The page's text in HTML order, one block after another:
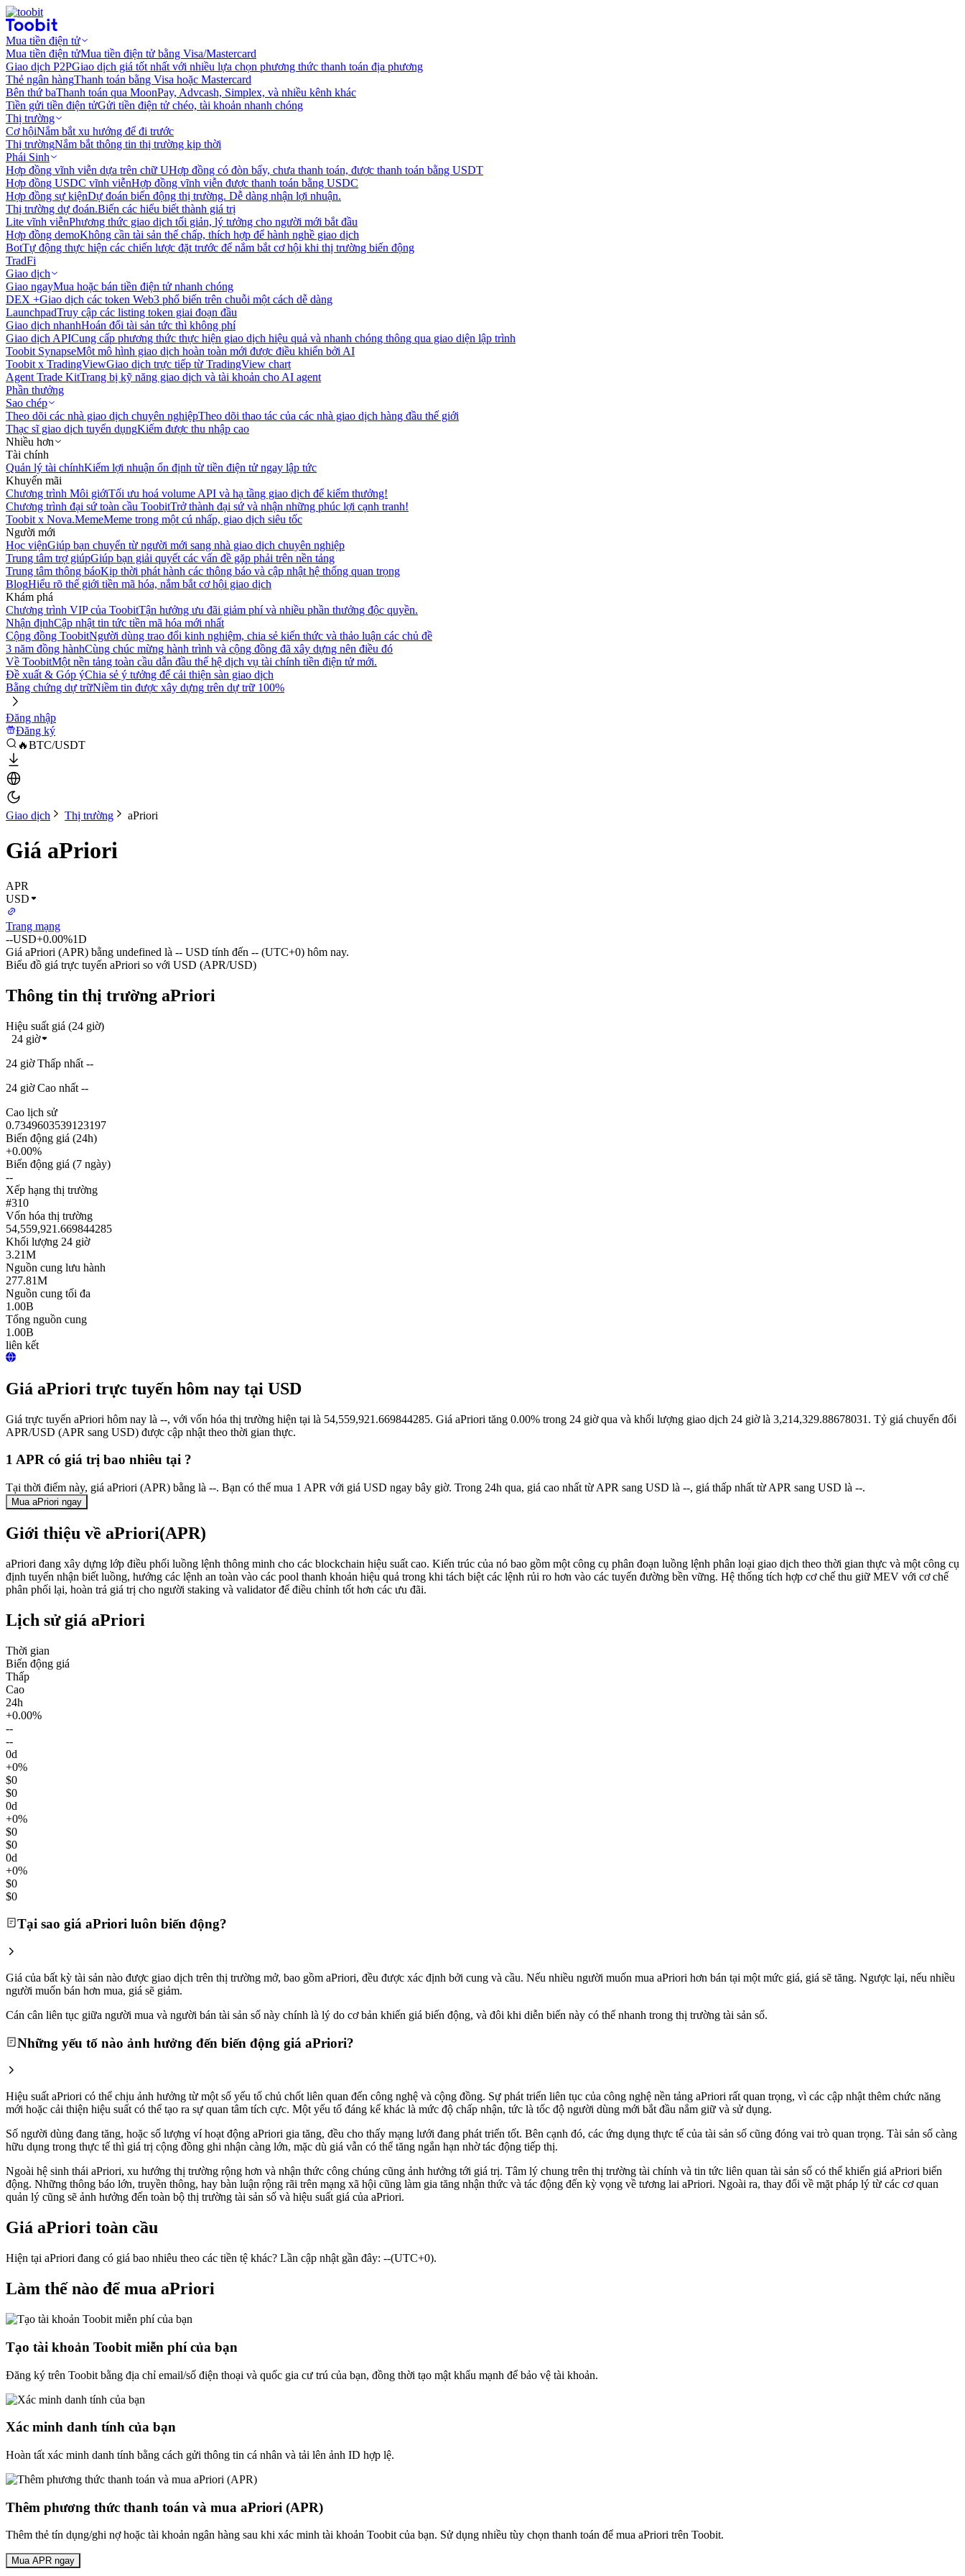
Mua tiền điện tử
Mua tiền điện tửMua tiền điện tử bằng Visa/Mastercard
Giao dịch P2PGiao dịch giá tốt nhất với nhiều lựa chọn phương thức thanh toán địa phương
Thẻ ngân hàngThanh toán bằng Visa hoặc Mastercard
Bên thứ baThanh toán qua MoonPay, Advcash, Simplex, và nhiều kênh khác
Tiền gửi tiền điện tửGửi tiền điện tử chéo, tài khoản nhanh chóng
Thị trường
Cơ hộiNắm bắt xu hướng để đi trước
Thị trườngNắm bắt thông tin thị trường kịp thời
Phái Sinh
Hợp đồng vĩnh viễn dựa trên chữ UHợp đồng có đòn bẩy, chưa thanh toán, được thanh toán bằng USDT
Hợp đồng USDC vĩnh viễnHợp đồng vĩnh viễn được thanh toán bằng USDC
Hợp đồng sự kiệnDự đoán biến động thị trường. Dễ dàng nhận lợi nhuận.
Thị trường dự đoán.Biến các hiểu biết thành giá trị
Lite vĩnh viễnPhương thức giao dịch tối giản, lý tưởng cho người mới bắt đầu
Hợp đồng demoKhông cần tài sản thế chấp, thích hợp để hành nghề giao dịch
BotTự động thực hiện các chiến lược đặt trước để nắm bắt cơ hội khi thị trường biến động
TradFi
Giao dịch
Giao ngayMua hoặc bán tiền điện tử nhanh chóng
DEX +Giao dịch các token Web3 phổ biến trên chuỗi một cách dễ dàng
LaunchpadTruy cập các listing token giai đoạn đầu
Giao dịch nhanhHoán đổi tài sản tức thì không phí
Giao dịch APICung cấp phương thức thực hiện giao dịch hiệu quả và nhanh chóng thông qua giao diện lập trình
Toobit SynapseMột mô hình giao dịch hoàn toàn mới được điều khiển bởi AI
Toobit x TradingViewGiao dịch trực tiếp từ TradingView chart
Agent Trade KitTrang bị kỹ năng giao dịch và tài khoản cho AI agent
Phần thưởng
Sao chép
Theo dõi các nhà giao dịch chuyên nghiệpTheo dõi thao tác của các nhà giao dịch hàng đầu thế giới
Thạc sĩ giao dịch tuyển dụngKiếm được thu nhập cao
Nhiều hơn
Tài chính
Quản lý tài chínhKiếm lợi nhuận ổn định từ tiền điện tử ngay lập tức
Khuyến mãi
Chương trình Môi giớiTối ưu hoá volume API và hạ tầng giao dịch để kiếm thưởng!
Chương trình đại sứ toàn cầu ToobitTrở thành đại sứ và nhận những phúc lợi cạnh tranh!
Toobit x Nova.MemeMeme trong một cú nhấp, giao dịch siêu tốc
Người mới
Học việnGiúp bạn chuyển từ người mới sang nhà giao dịch chuyên nghiệp
Trung tâm trợ giúpGiúp bạn giải quyết các vấn đề gặp phải trên nền tảng
Trung tâm thông báoKịp thời phát hành các thông báo và cập nhật hệ thống quan trọng
BlogHiểu rõ thế giới tiền mã hóa, nắm bắt cơ hội giao dịch
Khám phá
Chương trình VIP của ToobitTận hưởng ưu đãi giảm phí và nhiều phần thưởng độc quyền.
Nhận địnhCập nhật tin tức tiền mã hóa mới nhất
Cộng đồng ToobitNgười dùng trao đổi kinh nghiệm, chia sẻ kiến thức và thảo luận các chủ đề
3 năm đồng hànhCùng chúc mừng hành trình và cộng đồng đã xây dựng nên điều đó
Về ToobitMột nền tảng toàn cầu dẫn đầu thế hệ dịch vụ tài chính tiền điện tử mới.
Đề xuất & Góp ýChia sẻ ý tưởng để cải thiện sàn giao dịch
Bằng chứng dự trữNiềm tin được xây dựng trên dự trữ 100%
Đăng nhập
Đăng ký
🔥BTC/USDT
Giao dịch Thị trường aPriori
Giá aPriori
APR
USD
Trang mạng
--USD+0.00%1D
Giá aPriori (APR) bằng undefined là -- USD tính đến -- (UTC+0) hôm nay.
Biểu đồ giá trực tuyến aPriori so với USD (APR/USD)
Thông tin thị trường aPriori
Hiệu suất giá (24 giờ)
24 giờ
24 giờ Thấp nhất --
24 giờ Cao nhất --
Cao lịch sử
0.7349603539123197
Biến động giá (24h)
+0.00%
Biến động giá (7 ngày)
--
Xếp hạng thị trường
#310
Vốn hóa thị trường
54,559,921.669844285
Khối lượng 24 giờ
3.21M
Nguồn cung lưu hành
277.81M
Nguồn cung tối đa
1.00B
Tổng nguồn cung
1.00B
liên kết
Giá aPriori trực tuyến hôm nay tại USD
Giá trực tuyến aPriori hôm nay là --, với vốn hóa thị trường hiện tại là 54,559,921.669844285. Giá aPriori tăng 0.00% trong 24 giờ qua và khối lượng giao dịch 24 giờ là 3,214,329.88678031. Tỷ giá chuyển đổi
APR/USD (APR sang USD) được cập nhật theo thời gian thực.
1 APR có giá trị bao nhiêu tại ?
Tại thời điểm này, giá aPriori (APR) bằng là --. Bạn có thể mua 1 APR với giá USD ngay bây giờ. Trong 24h qua, giá cao nhất từ APR sang USD là --, giá thấp nhất từ APR sang USD là --.
Mua aPriori ngay
Giới thiệu về aPriori(APR)
aPriori đang xây dựng lớp điều phối luồng lệnh thông minh cho các blockchain hiệu suất cao. Kiến trúc của nó bao gồm một công cụ phân đoạn luồng lệnh phân loại giao dịch theo thời gian thực và một công cụ
định tuyến nhận biết luồng, hướng các lệnh an toàn vào các pool thanh khoản hiệu quả trong khi tách biệt các lệnh rủi ro hơn vào các tuyến đường bền vững. Hệ thống tích hợp cơ chế thu giữ MEV với cơ chế
phân phối lại, hoàn trả giá trị cho người staking và validator để điều chỉnh tốt hơn các ưu đãi.
Lịch sử giá aPriori
Thời gian
Biến động giá
Thấp
Cao
24h
+0.00%
--
--
0d
+0%
$0
$0
0d
+0%
$0
$0
0d
+0%
$0
$0
Tại sao giá aPriori luôn biến động?
Giá của bất kỳ tài sản nào được giao dịch trên thị trường mở, bao gồm aPriori, đều được xác định bởi cung và cầu. Nếu nhiều người muốn mua aPriori hơn bán tại một mức giá, giá sẽ tăng. Ngược lại, nếu nhiều
người muốn bán hơn mua, giá sẽ giảm.
Cán cân liên tục giữa người mua và người bán tài sản số này chính là lý do cơ bản khiến giá biến động, và đôi khi diễn biến này có thể nhanh trong thị trường tài sản số.
Những yếu tố nào ảnh hưởng đến biến động giá aPriori?
Hiệu suất aPriori có thể chịu ảnh hưởng từ một số yếu tố chủ chốt liên quan đến công nghệ và cộng đồng. Sự phát triển liên tục của công nghệ nền tảng aPriori rất quan trọng, vì các cập nhật thêm chức năng
mới hoặc cải thiện hiệu suất có thể tạo ra sự quan tâm tích cực. Một yếu tố đáng kể khác là mức độ chấp nhận, tức là tốc độ người dùng mới bắt đầu nắm giữ và sử dụng.
Số người dùng đang tăng, hoặc số lượng ví hoạt động aPriori gia tăng, đều cho thấy mạng lưới đang phát triển tốt. Bên cạnh đó, các ứng dụng thực tế của tài sản số cũng đóng vai trò quan trọng. Tài sản số càng
hữu dụng trong thực tế thì giá trị cộng đồng ghi nhận càng lớn, mặc dù giá vẫn có thể tăng ngắn hạn nhờ tác động tiếp thị.
Ngoài hệ sinh thái aPriori, xu hướng thị trường rộng hơn và nhận thức công chúng cũng ảnh hưởng tới giá trị. Tâm lý chung trên thị trường tài chính và tin tức liên quan tài sản số có thể khiến giá aPriori biến
động. Những thông báo lớn, truyền thông, hay bàn luận rộng rãi trên mạng xã hội cũng làm gia tăng nhận thức và tác động đến kỳ vọng về tương lai aPriori. Ngoài ra, thay đổi về mặt pháp lý từ các cơ quan
quản lý cũng sẽ ảnh hưởng đến toàn bộ thị trường tài sản số và hiệu suất giá của aPriori.
Giá aPriori toàn cầu
Hiện tại aPriori đang có giá bao nhiêu theo các tiền tệ khác? Lần cập nhật gần đây: --(UTC+0).
Làm thế nào để mua aPriori
Tạo tài khoản Toobit miễn phí của bạn
Đăng ký trên Toobit bằng địa chỉ email/số điện thoại và quốc gia cư trú của bạn, đồng thời tạo mật khẩu mạnh để bảo vệ tài khoản.
Xác minh danh tính của bạn
Hoàn tất xác minh danh tính bằng cách gửi thông tin cá nhân và tải lên ảnh ID hợp lệ.
Thêm phương thức thanh toán và mua aPriori (APR)
Thêm thẻ tín dụng/ghi nợ hoặc tài khoản ngân hàng sau khi xác minh tài khoản Toobit của bạn. Sử dụng nhiều tùy chọn thanh toán để mua aPriori trên Toobit.
Mua APR ngay